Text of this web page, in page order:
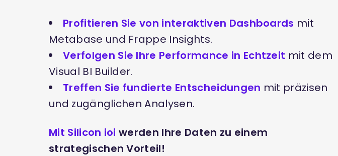
Profitieren Sie von interaktiven Dashboards mit
Metabase und Frappe Insights.
Verfolgen Sie Ihre Performance in Echtzeit mit dem
Visual BI Builder.
Treffen Sie fundierte Entscheidungen mit präzisen
und zugänglichen Analysen.
Mit Silicon ioi werden Ihre Daten zu einem
strategischen Vorteil!